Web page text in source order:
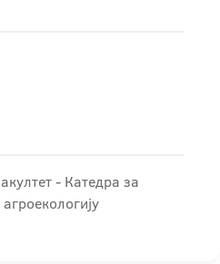
- Катедра за